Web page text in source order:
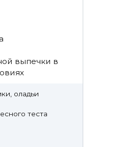
выпечки в
оладьи
теста